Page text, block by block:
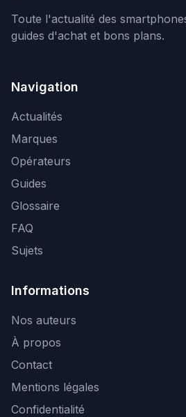
Toute l'actualité des
guides d'achat et bons plans.
Navigation
Actualités
Marques
Opérateurs
Guides
Glossaire
FAQ
Sujets
Informations
Nos auteurs
À propos
Contact
Mentions légales
Confidentialité